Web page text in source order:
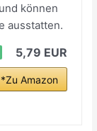
können
ausstatten.
5,79 EUR
*Zu Amazon